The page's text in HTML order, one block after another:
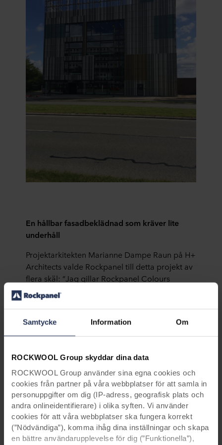
Samtycke Information Om
ROCKWOOL Group skyddar dina data
ROCKWOOL Group använder sina egna cookies och
cookies från partner på våra webbplatser för att samla in
personuppgifter om dig (IP-adress, geografisk plats och
andra onlineidentifierare) i olika syften. Vi använder
cookies för att våra webbplatser ska fungera korrekt
(”Nödvändiga”), komma ihåg dina inställningar och skapa
en bättre användarupplevelse för dig (”Funktionella”),
En hållbar fasadbeklädnad som kräver lite
underhåll
Projektarkitekten Marianne Dampe Raun på H+
Architects valde Rockpanel till detta projekt av
flera skäl: ”Jag gillar Rockpanel Colours
eftersom det är en hållbar produkt i många
unika färger och dessutom är väl lämpade för
projekt har skivorna ytbehandlingen
ProtectPlus. Denna genomskinliga
rengör sig själva. All smuts som ansamlas på
fasadskivornas yta sköljs bort av sig själv när
det regnar. Denna ytbehandling förbättrar
även skivornas färgbeständighet så att de
bibehålla sina unika färger och se fräscha ut
under en lång tid.
Interiör och exteriör som matchar varandra